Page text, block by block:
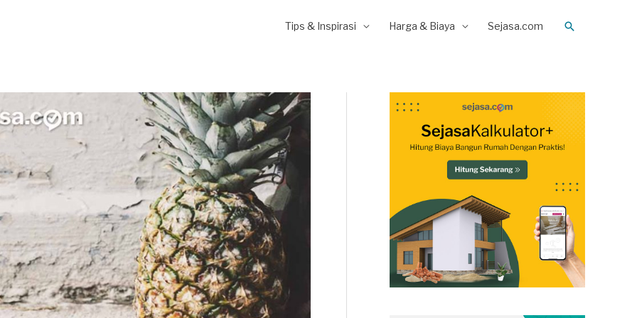
Tips & Inspirasi Harga & Biaya Sejasa.com Search